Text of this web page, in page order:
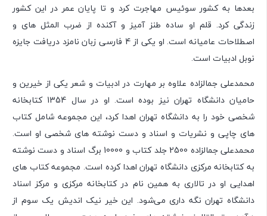
بعدها به کشور سوئیس مهاجرت کرد و تا پایان عمر در این کشور
زندگی کرد. قلم او ساده طنز آمیز و آکنده از ضرب المثل های و
اصطلاحات عامیانه است. او یکی از 4 فارسی زبان نامزد دریافت جایزه
نوبل ادبیات است.
محمدعلی جمالزاده علاوه بر مهارت در ادبیات و شعر یکی از خیرین و
حامیان دانشگاه تهران نیز بوده است. او در سال 1354 کتابخانه
شخصی خود را به دانشگاه تهران اهدا کرد، این مجموعه شامل کتاب
های چاپی و نشریات و اسناد و دست نوشته های شخصی او است.
محمدعلی جمالزاده 2500 جلد کتاب و 10000 برگ اسناد و دست نوشته
به کتابخانه مرکزی دانشگاه تهران اهدا کرده است. مجموعه کتاب های
اهدایی او در تالاری به همین نام در کتابخانه مرکزی و مرکز اسناد
دانشگاه تهران نگه داری می‌شود. این خیر نیک اندیش یک سوم از